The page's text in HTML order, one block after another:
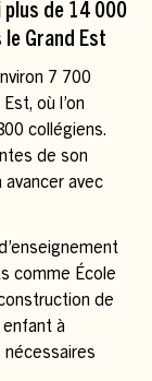
de 14 000
Grand Est
7 700
où l’on
collégiens.
de son
avec
comme École
de
à